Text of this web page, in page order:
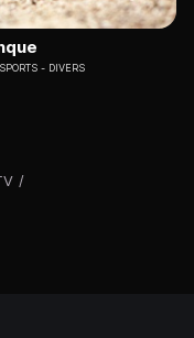
/
SPORTS - DIVERS